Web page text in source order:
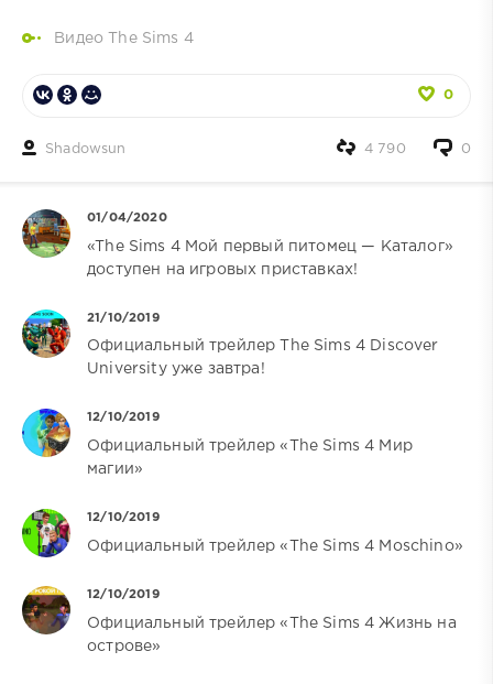
Видео The Sims 4
0
Shadowsun 0
4 790
01/04/2020
«The Sims 4 Мой первый питомец — Каталог»
доступен на игровых приставках!
21/10/2019
Официальный трейлер The Sims 4 Discover
University уже завтра!
12/10/2019
Официальный трейлер «The Sims 4 Мир
магии»
12/10/2019
Официальный трейлер «The Sims 4 Moschino»
12/10/2019
Официальный трейлер «The Sims 4 Жизнь на
острове»